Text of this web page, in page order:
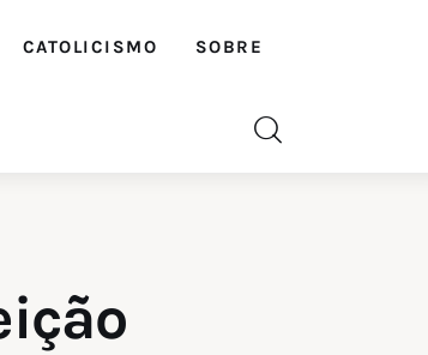
CATOLICISMO SOBRE